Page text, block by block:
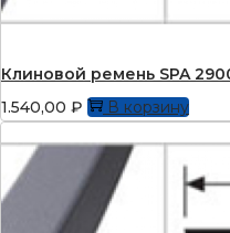
Клиновой ремень SPA
1.540,00 ₽ В корзину